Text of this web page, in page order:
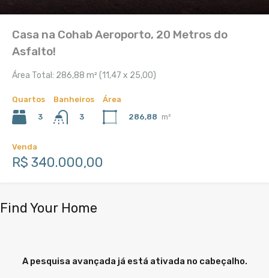
Casa na Cohab Aeroporto, 20 Metros do
Asfalto!
Área Total: 286,88 m² (11,47 x 25,00)
Quartos
3
Banheiros
3
Área
286,88 m²
Venda
R$ 340.000,00
Find Your Home
A pesquisa avançada já está ativada no cabeçalho.